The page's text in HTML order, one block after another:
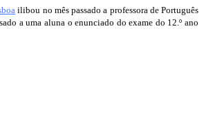
ilibou no mês passado a professora de Português
a uma aluna o enunciado do exame do 12.º ano